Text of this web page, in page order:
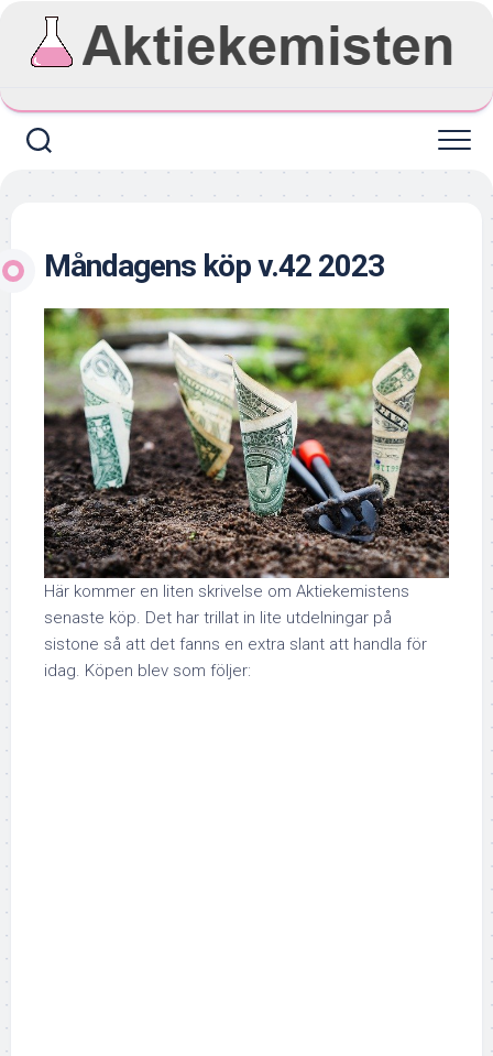
content
Måndagens köp v.42 2023
Här kommer en liten skrivelse om Aktiekemistens
senaste köp. Det har trillat in lite utdelningar på
sistone så att det fanns en extra slant att handla för
idag. Köpen blev som följer: